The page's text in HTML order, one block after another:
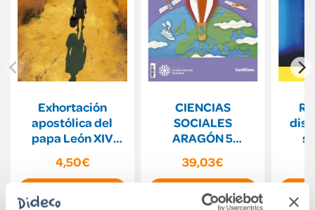
Exhortación
apostólica del
papa León XIV
4,50€
CIENCIAS
SOCIALES
ARAGÓN 5
CONSTRUYENDO
MUNDOS
39,03€
Comprar